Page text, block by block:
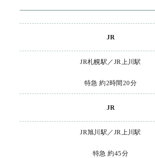
JR
JR札幌駅／JR上川駅
特急 約2時間20分
JR
JR旭川駅／JR上川駅
特急 約45分